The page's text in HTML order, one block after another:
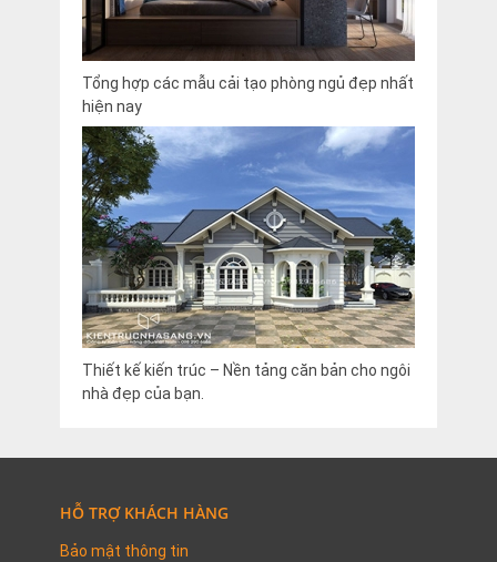
Tổng hợp các mẫu cải tạo phòng ngủ đẹp nhất
hiện nay
Thiết kế kiến trúc – Nền tảng căn bản cho ngôi
nhà đẹp của bạn.
HỖ TRỢ KHÁCH HÀNG
Bảo mật thông tin